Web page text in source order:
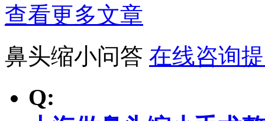
查看更多文章
鼻头缩小问答 在线咨询
Q: